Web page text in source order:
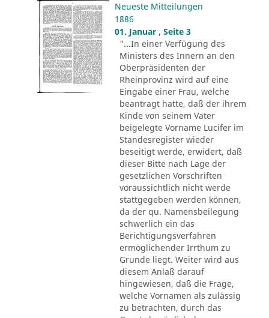
Neueste Mitteilungen
1886
01. Januar , Seite 3
"...In einer Verfügung des
Ministers des Innern an den
Oberpräsidenten der
Rheinprovinz wird auf eine
Eingabe einer Frau, welche
beantragt hatte, daß der ihrem
Kinde von seinem Vater
beigelegte Vorname Lucifer im
Standesregister wieder
beseitigt werde, erwidert, daß
dieser Bitte nach Lage der
gesetzlichen Vorschriften
voraussichtlich nicht werde
stattgegeben werden können,
da der qu. Namensbeilegung
schwerlich ein das
Berichtigungsverfahren
ermöglichender Irrthum zu
Grunde liegt. Weiter wird aus
diesem Anlaß darauf
hingewiesen, daß die Frage,
welche Vornamen als zulässig
zu betrachten, durch das